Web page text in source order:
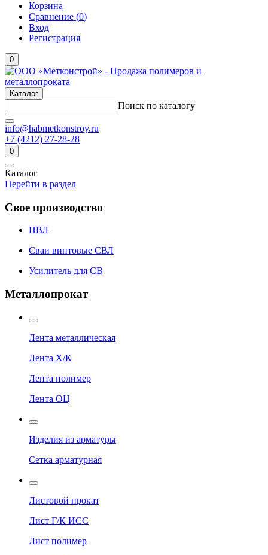
Корзина
Сравнение (0)
Вход
Регистрация
0
Каталог
Поиск по каталогу
info@habmetkonstroy.ru
+7 (4212) 27-28-28
0
Каталог
Перейти в раздел
Свое производство
ПВЛ
Сваи винтовые СВЛ
Усилитель для СВ
Металлопрокат
Лента металлическая
Лента Х/К
Лента полимер
Лента ОЦ
Изделия из арматуры
Сетка арматурная
Листовой прокат
Лист Г/К ИСС
Лист полимер